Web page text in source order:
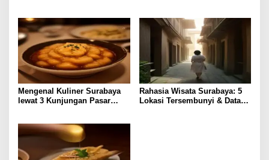
Mengenal Kuliner Surabaya
lewat 3 Kunjungan Pasar
Rahasia Wisata Surabaya: 5
Lokasi Tersembunyi & Data